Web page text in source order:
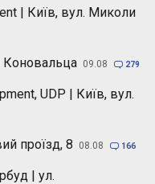
| Київ, вул. Миколи
Коновальца 09.08  279
UDP | Київ, вул.
проїзд, 8 08.08  166
| ул.